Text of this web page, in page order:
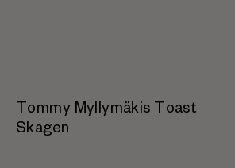
Tommy Myllymäkis Toast
Skagen